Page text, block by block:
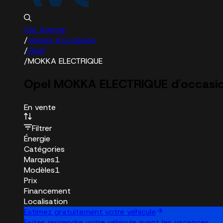
Car Avenue
/Voiture d'occasion
/Opel
/MOKKA ELECTRIQUE
En vente
Filtrer
Énergie
Catégories
Marques1
Modèles1
Prix
Financement
Localisation
Estimez gratuitement votre véhicule